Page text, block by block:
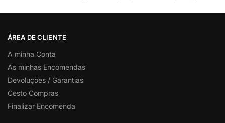
ÁREA DE CLIENTE
A minha Conta
As minhas Encomendas
Devoluções / Garantias
Cesto Compras
Finalizar Encomenda